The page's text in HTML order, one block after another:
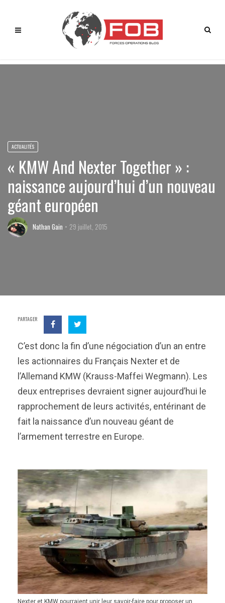
ACTUALITÉS
« KMW And Nexter Together » :
naissance aujourd’hui d’un nouveau
géant européen
Nathan Gain 29 juillet, 2015
PARTAGER
C’est donc la fin d’une négociation d’un an entre
les actionnaires du Français Nexter et de
l’Allemand KMW (Krauss-Maffei Wegmann). Les
deux entreprises devraient signer aujourd’hui le
rapprochement de leurs activités, entérinant de
fait la naissance d’un nouveau géant de
l’armement terrestre en Europe.
Nexter et KMW pourraient unir leur savoir-faire pour proposer un